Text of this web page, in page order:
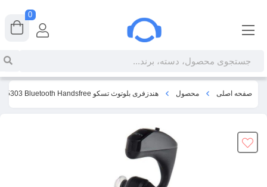
صفحه اصلی محصول هندزفری بلوتوث تسکو TSCO TH 5303 Bluetooth Handsfree
0